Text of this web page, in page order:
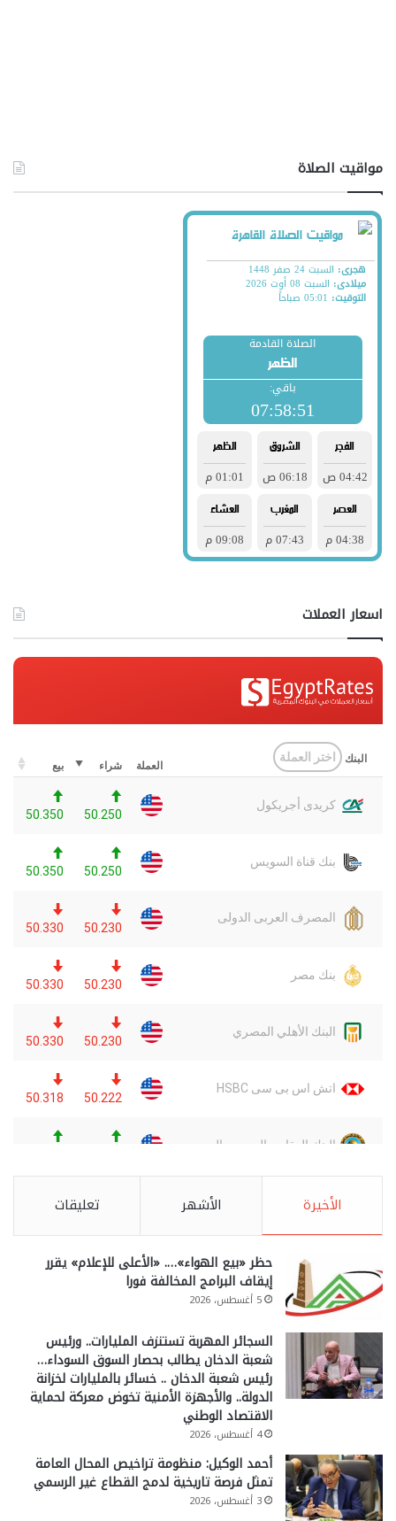
مواقيت الصلاة
اسعار العملات
الأخيرة الأشهر تعليقات
حظر «بيع الهواء»…. «الأعلى للإعلام» يقرر
إيقاف البرامج المخالفة فورا
5 أغسطس، 2026
السجائر المهربة تستنزف المليارات.. ورئيس
شعبة الدخان يطالب بحصار السوق السوداء…
رئيس شعبة الدخان .. خسائر بالمليارات لخزانة
الدولة.. والأجهزة الأمنية تخوض معركة لحماية
الاقتصاد الوطني
4 أغسطس، 2026
أحمد الوكيل: منظومة تراخيص المحال العامة
تمثل فرصة تاريخية لدمج القطاع غير الرسمي
3 أغسطس، 2026